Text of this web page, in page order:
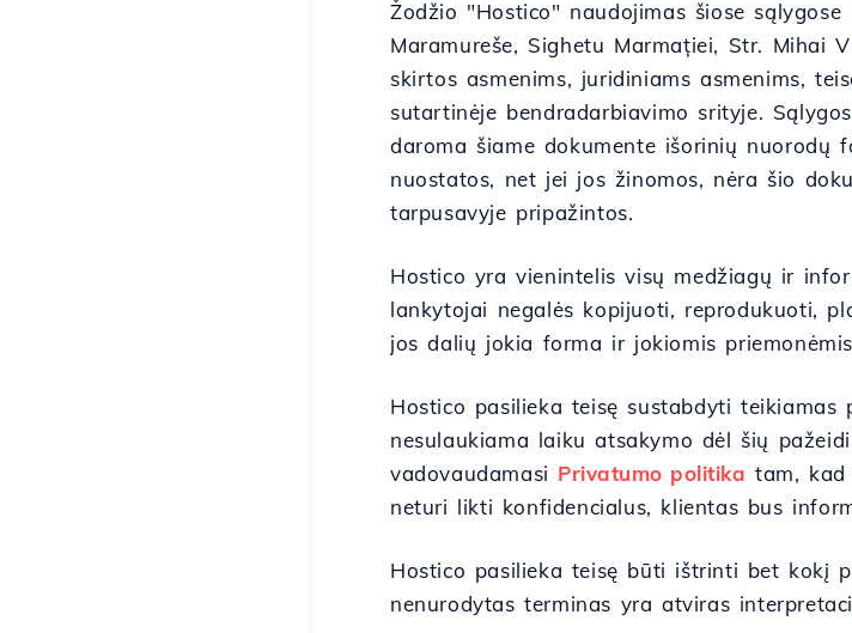
Žodžio "Hostico" naudojimas šiose
Maramureše, Sighetu Marmației, Str. Mihai
skirtos asmenims, juridiniams asmenims,
sutartinėje bendradarbiavimo srityje.
daroma šiame dokumente išorinių nuorodų
nuostatos, net jei jos žinomos, nėra šio
tarpusavyje pripažintos.
Hostico yra vienintelis visų medžiagų ir
lankytojai negalės kopijuoti, reprodukuoti,
jos dalių jokia forma ir jokiomis
Hostico pasilieka teisę sustabdyti
nesulaukiama laiku atsakymo dėl šių
vadovaudamasi Privatumo politika tam, kad
neturi likti konfidencialus, klientas bus
Hostico pasilieka teisę būti ištrinti bet kokį
nenurodytas terminas yra atviras